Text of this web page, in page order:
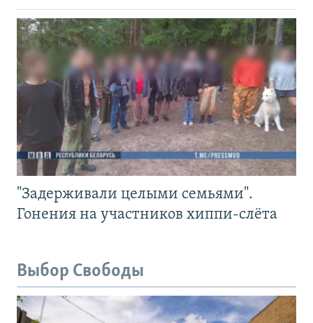
"Задерживали целыми семьями".
Гонения на участников хиппи-слёта
Выбор Свободы